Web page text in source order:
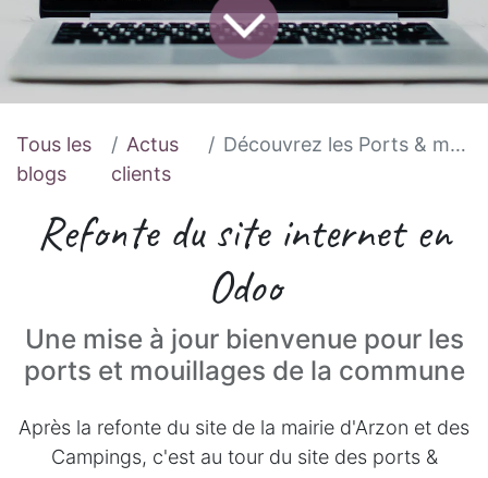
Tous les
blogs
Actus
clients
Découvrez les Ports & mouillages d'Arzon
Refonte du site internet en
Odoo
Une mise à jour bienvenue pour les
ports et mouillages de la commune
Après la refonte du site de la mairie d'Arzon et des
Campings, c'est au tour du site des ports &